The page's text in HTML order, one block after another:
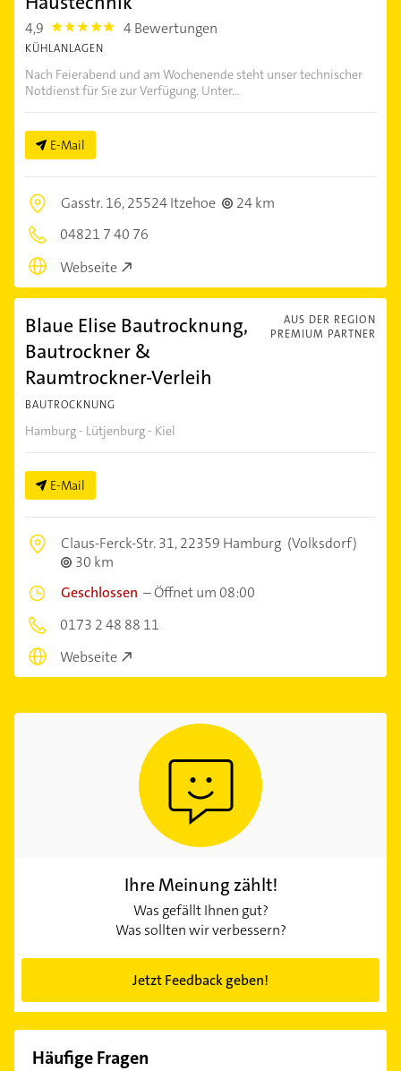
4,9 4.9 4 Bewertungen
KÜHLANLAGEN
Nach Feierabend und am Wochenende steht unser technischer
Notdienst für Sie zur Verfügung. Unter...
E-Mail
Gasstr. 16,25524 Itzehoe
24 km
04821 7 40 76
Webseite
AUS DER REGION
PREMIUM PARTNER
Blaue Elise Bautrocknung,
Bautrockner &
Raumtrockner-Verleih
BAUTROCKNUNG
Hamburg - Lütjenburg - Kiel
E-Mail
Claus-Ferck-Str. 31,22359 Hamburg (Volksdorf)
30 km
Geschlossen –Öffnet um 08:00
0173 2 48 88 11
Webseite
Ihre Meinung zählt!
Was gefällt Ihnen gut?
Was sollten wir verbessern?
Jetzt Feedback geben!
Häufige Fragen